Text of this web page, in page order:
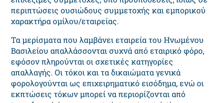
περιπτώσεις ουσιώδους συμμετοχής και εμπορικού
χαρακτήρα ομίλου/εταιρείας.
Τα μερίσματα που λαμβάνει εταιρεία του Ηνωμένου
Βασιλείου απαλλάσσονται συχνά από εταιρικό φόρο,
εφόσον πληρούνται οι σχετικές κατηγορίες
απαλλαγής. Οι τόκοι και τα δικαιώματα γενικά
φορολογούνται ως επιχειρηματικό εισόδημα, ενώ οι
εκπτώσεις τόκων μπορεί να περιορίζονται από